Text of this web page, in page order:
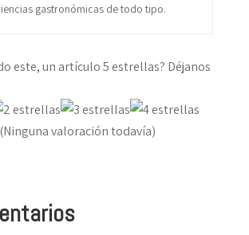
gastronómicas de todo tipo.
este, un artículo 5 estrellas? Déjanos
(Ninguna valoración todavía)